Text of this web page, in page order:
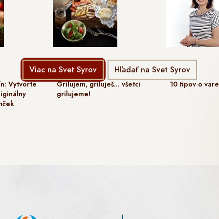
Vytvorte
Grilujem, griluješ… všetci
grilujeme!
10 tipov o
Viac na Svet Syrov Hľadať na Svet Syrov